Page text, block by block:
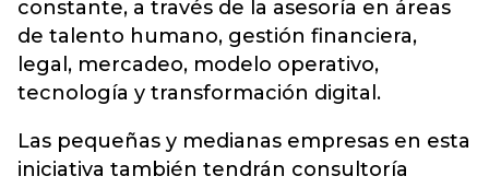
constante, a través de la asesoría en áreas
de talento humano, gestión financiera,
legal, mercadeo, modelo operativo,
tecnología y transformación digital.
Las pequeñas y medianas empresas en esta
iniciativa también tendrán consultoría